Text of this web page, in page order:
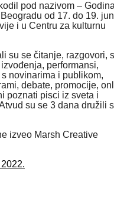
pod nazivom –
od 17. do 19.
i u Centru za kulturnu
su se čitanje, razgovori,
performansi,
novinarima i publikom,
debate, promocije,
poznati pisci iz sveta i
su se 3 dana družili
izveo Marsh Creative